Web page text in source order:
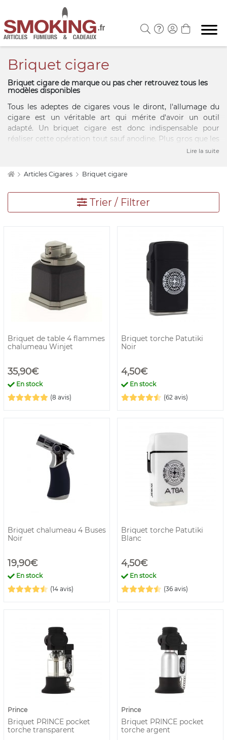
Briquet cigare
Briquet cigare de marque ou pas cher retrouvez tous les
modèles disponibles
Tous les adeptes de cigares vous le diront, l'allumage du
cigare est un véritable art qui mérite d'avoir un outil
adapté. Un briquet cigare est donc indispensable pour
réaliser cette opération tout sauf anodine. Plus gros que les
briquets classiques, un briquet pour cigare offre également
toute facilité et de façon homogène.
classiques, chalumeau et à briquet double flamme. Au
niveau du design, vous avez le choix entre des briquets
cigares élégants et chromés, ou des briquets en forme de
le briquet à cigare reste un joli cadeau.
Lire la suite
Articles Cigares Briquet cigare
Trier / Filtrer
Briquet de table 4 flammes
chalumeau Winjet
35,90€
En stock
(8 avis)
Briquet torche Patutiki
Noir
4,50€
En stock
(62 avis)
Briquet chalumeau 4 Buses
Noir
19,90€
En stock
(14 avis)
Briquet torche Patutiki
Blanc
4,50€
En stock
(36 avis)
Prince
Briquet PRINCE pocket
torche transparent
Prince
Briquet PRINCE pocket
torche argent